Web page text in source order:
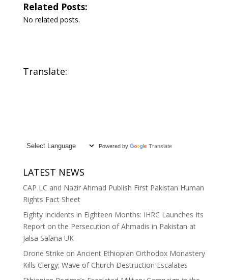
Related Posts:
No related posts.
Translate:
Powered by Translate
LATEST NEWS
CAP LC and Nazir Ahmad Publish First Pakistan Human
Rights Fact Sheet
Eighty Incidents in Eighteen Months: IHRC Launches Its
Report on the Persecution of Ahmadis in Pakistan at
Jalsa Salana UK
Drone Strike on Ancient Ethiopian Orthodox Monastery
Kills Clergy; Wave of Church Destruction Escalates